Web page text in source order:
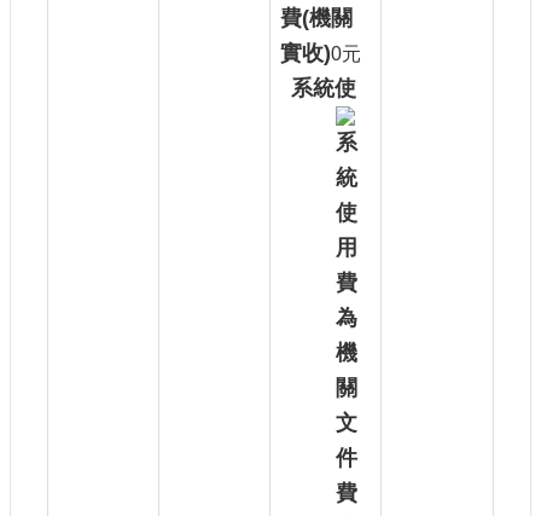
費(機關
實收)0元
系統使